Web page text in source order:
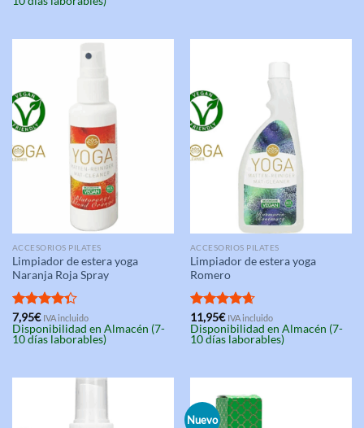
de 5
ACCESORIOS PILATES
Limpiador de estera yoga
Naranja Roja Spray
Valorado
con4.33
de 5
7,95€ IVA incluido
Disponibilidad en Almacén (7-
10 días laborables)
ACCESORIOS PILATES
Limpiador de estera yoga
Romero
Valorado
con4.67
de 5
11,95€ IVA incluido
Disponibilidad en Almacén (7-
10 días laborables)
Nuevo